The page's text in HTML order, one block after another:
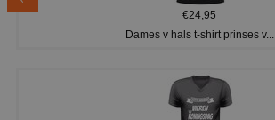
€24,95
Dames v hals t-shirt prinses v...